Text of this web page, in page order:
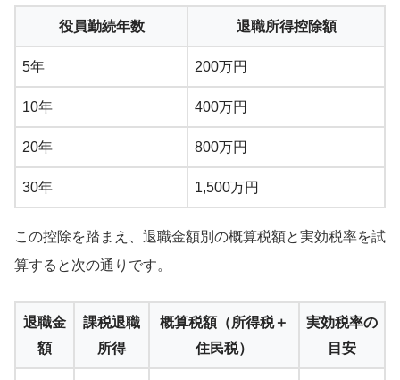
役員勤続年数 退職所得控除額
5年 200万円
10年 400万円
20年 800万円
30年 1,500万円
この控除を踏まえ、退職金額別の概算税額と実効税率を試
算すると次の通りです。
退職金
額
課税退職
所得
概算税額（所得税＋
住民税）
実効税率の
目安